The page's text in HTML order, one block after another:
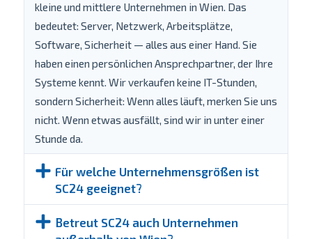
kleine und mittlere Unternehmen in Wien. Das
bedeutet: Server, Netzwerk, Arbeitsplätze,
Software, Sicherheit — alles aus einer Hand. Sie
haben einen persönlichen Ansprechpartner, der Ihre
Systeme kennt. Wir verkaufen keine IT-Stunden,
sondern Sicherheit: Wenn alles läuft, merken Sie uns
nicht. Wenn etwas ausfällt, sind wir in unter einer
Stunde da.
Für welche Unternehmensgrößen ist
SC24 geeignet?
Betreut SC24 auch Unternehmen